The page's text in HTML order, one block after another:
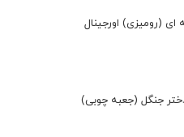
(رومیزی) اورجینال